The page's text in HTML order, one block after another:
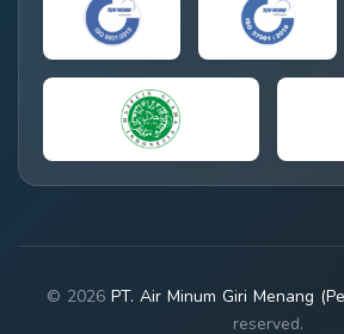
© 2026 PT. Air Minum Giri Menang
reserved.